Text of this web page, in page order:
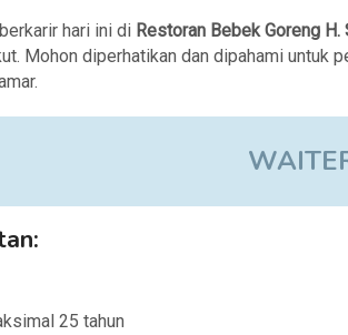
hari ini di Restoran Bebek Goreng H.
Mohon diperhatikan dan dipahami untuk
25 tahun